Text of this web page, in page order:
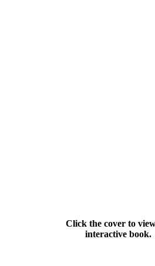
Click the cover to
interactive book.